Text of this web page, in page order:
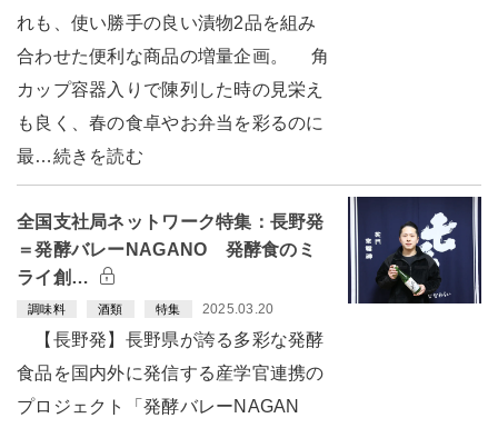
れも、使い勝手の良い漬物2品を組み
合わせた便利な商品の増量企画。 角
カップ容器入りで陳列した時の見栄え
も良く、春の食卓やお弁当を彩るのに
最…続きを読む
全国支社局ネットワーク特集：長野発
＝発酵バレーNAGANO 発酵食のミ
ライ創…
調味料 酒類 特集 2025.03.20
【長野発】長野県が誇る多彩な発酵
食品を国内外に発信する産学官連携の
プロジェクト「発酵バレーNAGAN